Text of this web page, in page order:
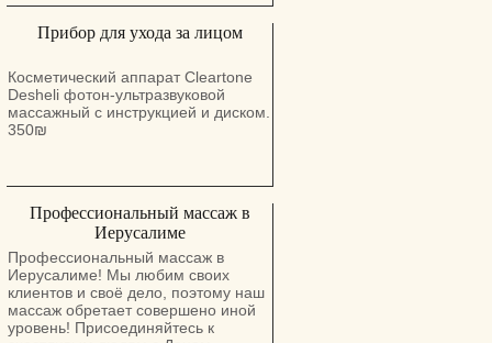
Прибор для ухода за лицом
Косметический аппарат Cleartone
Desheli фотон-ультразвуковой
массажный с инструкцией и диском.
350₪
Профессиональный массаж в
Иерусалиме
Профессиональный массаж в
Иерусалиме! Мы любим своих
клиентов и своё дело, поэтому наш
массаж обретает совершено иной
уровень! Присоединяйтесь к